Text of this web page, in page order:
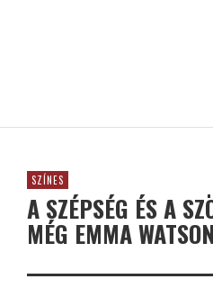
SZÍNES
A SZÉPSÉG ÉS A
MÉG EMMA